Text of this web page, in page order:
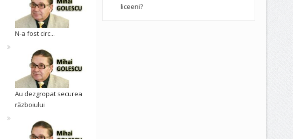
N-a fost circ...
Au dezgropat securea
războiului
liceeni?